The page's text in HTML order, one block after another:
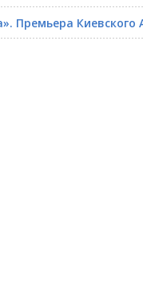
Премьера Киевского